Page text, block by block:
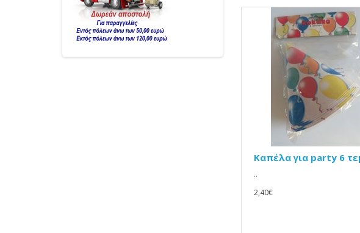
Καπέλα για party 6
..
2,40€